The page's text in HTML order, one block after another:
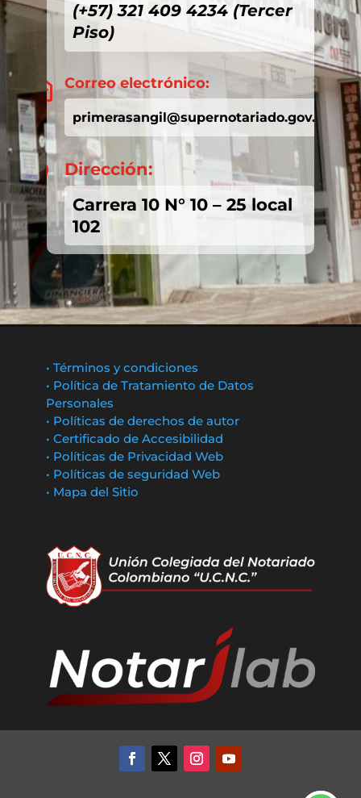
(+57) 321 409 4234 (Tercer
Piso)
 Correo electrónico:
primerasangil@supernotariado.gov.co

Dirección:
Carrera 10 N° 10 – 25 local
102
• Términos y condiciones
• Política de Tratamiento de Datos
Personales
• Políticas de derechos de autor
• Certificado de Accesibilidad
• Políticas de Privacidad Web
• Políticas de seguridad Web
• Mapa del Sitio